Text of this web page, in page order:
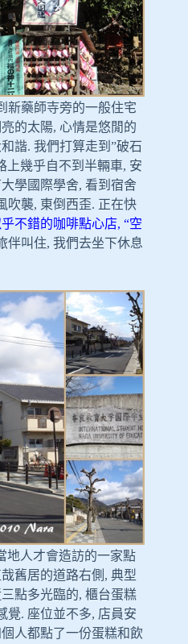
新藥師寺旁的一般住宅
的太陽, 心情是悠閒的
諧. 我們打算走到”破石
上幾乎自不到半輛車, 安
學國際學舍, 看到宿舍
吹襲, 東倒西歪. 正在快
不錯的咖啡點心店, “空
伴叫住, 我們去坐下休息
地人才會造訪的一家點
舊居的道路右側, 典型
點多光臨的, 櫃台蛋糕
覺. 座位並不多, 店員安
人都點了一份蛋糕和飲